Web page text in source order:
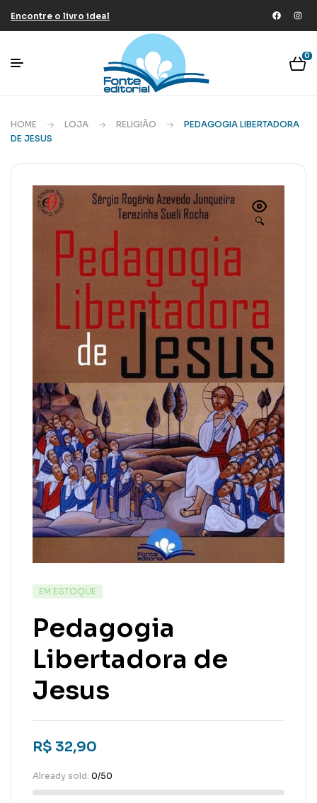
Encontre o livro ideal
0
HOME LOJA RELIGIÃO
PEDAGOGIA LIBERTADORA
DE JESUS
🔍
EM ESTOQUE
Pedagogia
Libertadora de
Jesus
R$ 32,90
Already sold: 0/50